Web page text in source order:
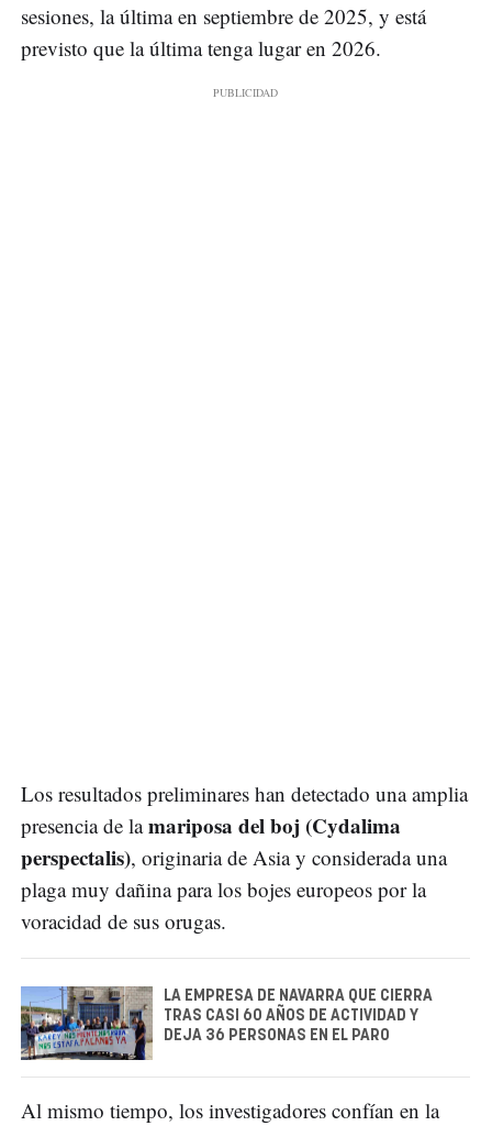
sesiones, la última en septiembre de 2025, y está
previsto que la última tenga lugar en 2026.
Los resultados preliminares han detectado una amplia
presencia de lamariposa del boj (Cydalima
perspectalis), originaria de Asia y considerada una
plaga muy dañina para los bojes europeos por la
voracidad de sus orugas.
LA EMPRESA DE NAVARRA QUE CIERRA
TRAS CASI 60 AÑOS DE ACTIVIDAD Y
DEJA 36 PERSONAS EN EL PARO
Al mismo tiempo, los investigadores confían en la